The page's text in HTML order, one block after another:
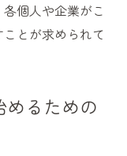
創出
拡大
とその教訓
個人や企業がこ
とが求められて
るための